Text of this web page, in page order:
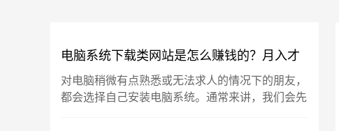
电脑系统下载类网站是怎么赚钱的？月入才
几千？那是耻辱！
对电脑稍微有点熟悉或无法求人的情况下的朋友，
都会选择自己安装电脑系统。通常来讲，我们会先